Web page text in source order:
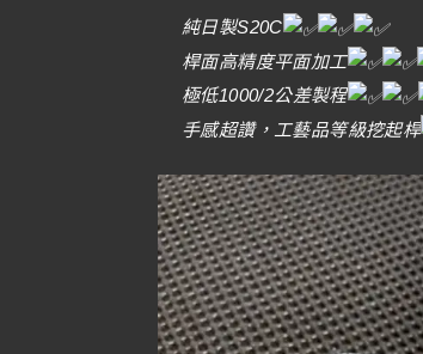
純日製S20C
桿面高精度平面加工
極低1000/2公差製程
手感超讚，工藝品等級挖起桿